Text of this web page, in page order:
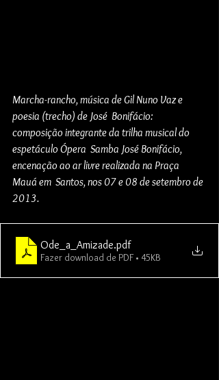
Marcha-rancho, música de Gil Nuno Vaz e
poesia (trecho) de José  Bonifácio:
composição integrante da trilha musical do
espetáculo Ópera  Samba José Bonifácio,
encenação ao ar livre realizada na Praça
Mauá em  Santos, nos 07 e 08 de setembro de
2013.
Ode_a_Amizade.pdf
Fazer download de PDF • 45KB